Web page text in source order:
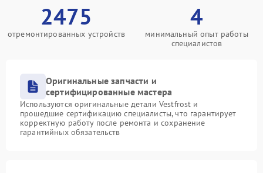
2475
отремонтированных устройств
4
минимальный опыт работы
специалистов
Оригинальные запчасти и
сертифицированные мастера
Используются оригинальные детали Vestfrost и
прошедшие сертификацию специалисты, что гарантирует
корректную работу после ремонта и сохранение
гарантийных обязательств